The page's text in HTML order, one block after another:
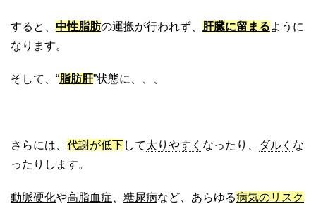
すると、 中性脂肪の運搬が行われず、 肝臓に留まるように
なります。
そして、“脂肪肝”状態に、、、
さらには、 代謝が低下して太りやすく なったり、 ダルく な
ったりします。
動脈硬化や高脂血症 糖尿病など、あらゆる病気のリスク